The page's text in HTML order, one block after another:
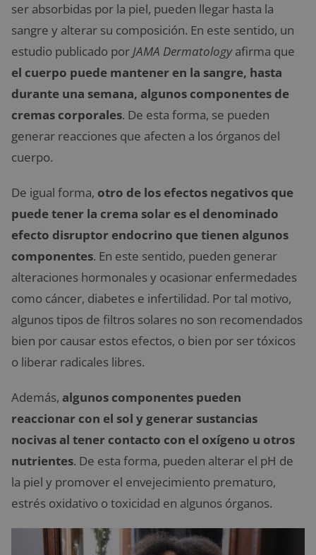
ser absorbidas por la piel, pueden llegar hasta la
sangre y alterar su composición. En este sentido, un
estudio publicado por JAMA Dermatologyafirma que
el cuerpo puede mantener en la sangre, hasta
durante una semana, algunos componentes de
cremas corporales. De esta forma, se pueden
generar reacciones que afecten a los órganos del
cuerpo.
De igual forma, otro de los efectos negativos que
puede tener la crema solar es el denominado
efecto disruptor endocrino que tienen algunos
componentes. En este sentido, pueden generar
alteraciones hormonales y ocasionar enfermedades
como cáncer, diabetes e infertilidad. Por tal motivo,
algunos tipos de filtros solares no son recomendados
bien por causar estos efectos, o bien por ser tóxicos
o liberar radicales libres.
Además, algunos componentes pueden
reaccionar con el sol y generar sustancias
nocivas al tener contacto con el oxígeno u otros
nutrientes. De esta forma, pueden alterar el pH de
la piel y promover el envejecimiento prematuro,
estrés oxidativo o toxicidad en algunos órganos.